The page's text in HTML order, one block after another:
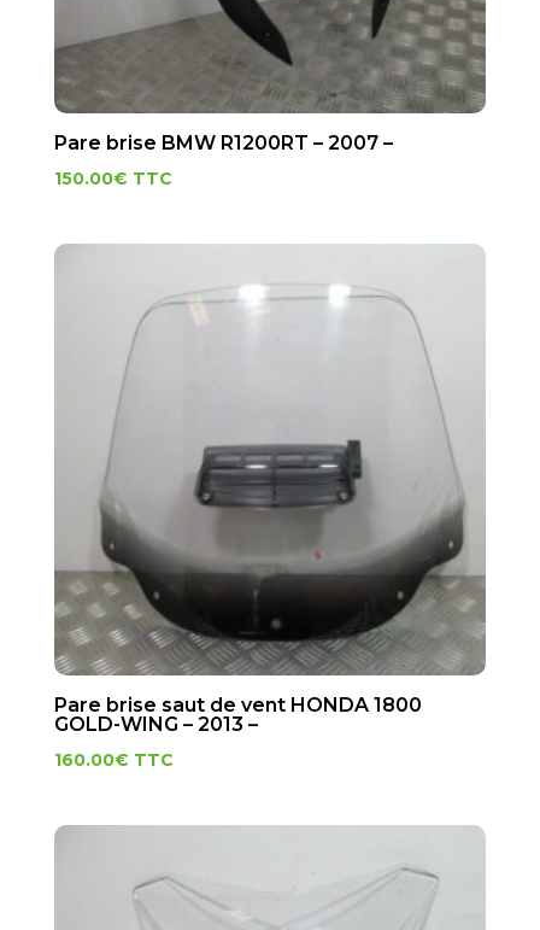
Pare brise BMW R1200RT – 2007 –
150.00€ TTC
Pare brise saut de vent HONDA 1800
GOLD-WING – 2013 –
160.00€ TTC